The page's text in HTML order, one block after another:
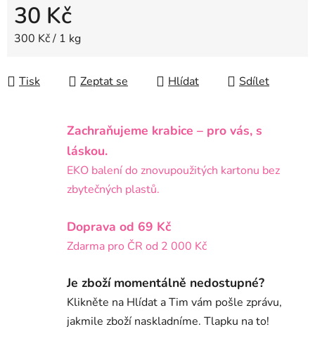
30 Kč
Měrná cena:
300 Kč / 1 kg
Tisk Zeptat se Hlídat Sdílet
Zachraňujeme krabice – pro vás, s
láskou.
EKO balení do znovupoužitých kartonu bez
zbytečných plastů.
Doprava od 69 Kč
Zdarma pro ČR od 2 000 Kč
Je zboží momentálně nedostupné?
Klikněte na Hlídat a Tim vám pošle zprávu,
jakmile zboží naskladníme. Tlapku na to!